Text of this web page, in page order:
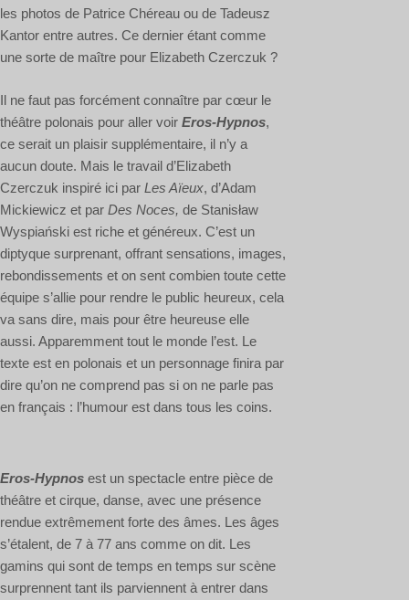
les photos de Patrice Chéreau ou de Tadeusz
Kantor entre autres. Ce dernier étant comme
une sorte de maître pour Elizabeth Czerczuk ?
Il ne faut pas forcément connaître par cœur le
théâtre polonais pour aller voir Eros-Hypnos,
ce serait un plaisir supplémentaire, il n’y a
aucun doute. Mais le travail d’Elizabeth
Czerczuk inspiré ici par Les Aïeux, d’Adam
Mickiewicz et par Des Noces, de Stanisław
Wyspiański est riche et généreux. C’est un
diptyque surprenant, offrant sensations, images,
rebondissements et on sent combien toute cette
équipe s’allie pour rendre le public heureux, cela
va sans dire, mais pour être heureuse elle
aussi. Apparemment tout le monde l’est. Le
texte est en polonais et un personnage finira par
dire qu’on ne comprend pas si on ne parle pas
en français : l’humour est dans tous les coins.
Eros-Hypnos est un spectacle entre pièce de
théâtre et cirque, danse, avec une présence
rendue extrêmement forte des âmes. Les âges
s’étalent, de 7 à 77 ans comme on dit. Les
gamins qui sont de temps en temps sur scène
surprennent tant ils parviennent à entrer dans